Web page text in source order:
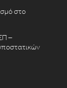
στο
–